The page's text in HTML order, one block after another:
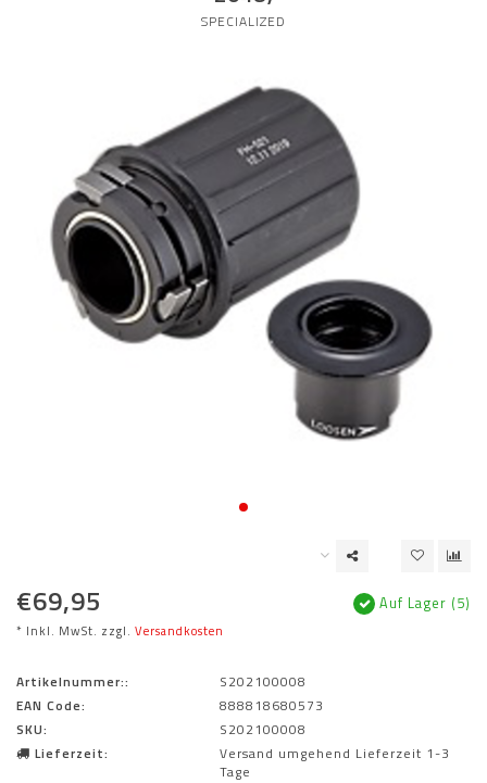
SPECIALIZED
€69,95
* Inkl. MwSt. zzgl. Versandkosten
Auf Lager (5)
Artikelnummer::
S202100008
EAN Code:
888818680573
SKU:
S202100008
Lieferzeit:
Versand umgehend Lieferzeit 1-3
Tage